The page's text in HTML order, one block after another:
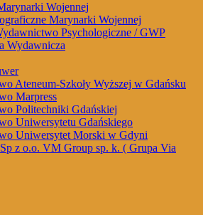
Wojennej
Marynarki Wojennej
Psychologiczne / GWP
Wydawnicza
Ateneum-Szkoły Wyższej w Gdańsku
Marpress
Politechniki Gdańskiej
Uniwersytetu Gdańskiego
Uniwersytet Morski w Gdyni
z o.o. VM Group sp. k. ( Grupa Via